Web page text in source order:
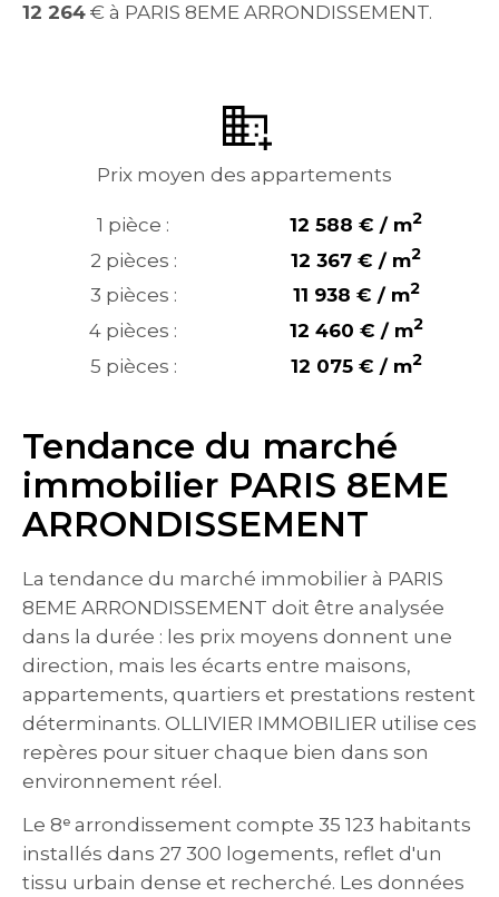
12 264 € à PARIS 8EME ARRONDISSEMENT.
Prix moyen des appartements
1 pièce : 12 588 € / m2
2 pièces : 12 367 € / m2
3 pièces : 11 938 € / m2
4 pièces : 12 460 € / m2
5 pièces : 12 075 € / m2
Tendance du marché
immobilier PARIS 8EME
ARRONDISSEMENT
La tendance du marché immobilier à PARIS
8EME ARRONDISSEMENT doit être analysée
dans la durée : les prix moyens donnent une
direction, mais les écarts entre maisons,
appartements, quartiers et prestations restent
déterminants. OLLIVIER IMMOBILIER utilise ces
repères pour situer chaque bien dans son
environnement réel.
Le 8ᵉ arrondissement compte 35 123 habitants
installés dans 27 300 logements, reflet d'un
tissu urbain dense et recherché. Les données